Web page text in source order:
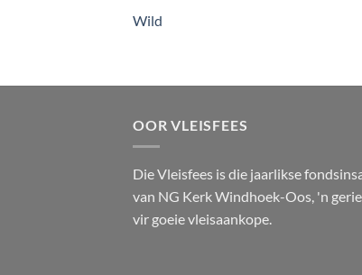
Wild
OOR VLEISFEES
Die Vleisfees is die jaarlikse
van NG Kerk Windhoek-Oos, 'n
vir goeie vleisaankope.